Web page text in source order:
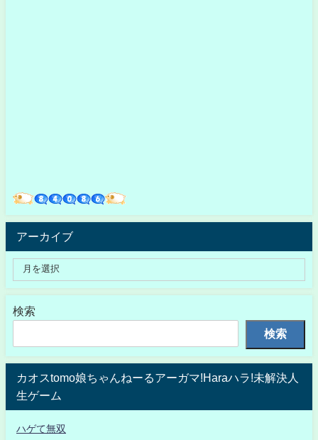
アーカイブ
検索
検索
カオスtomo娘ちゃんねーるアーガマ!Haraハラ!未解決人
生ゲーム
ハゲて無双